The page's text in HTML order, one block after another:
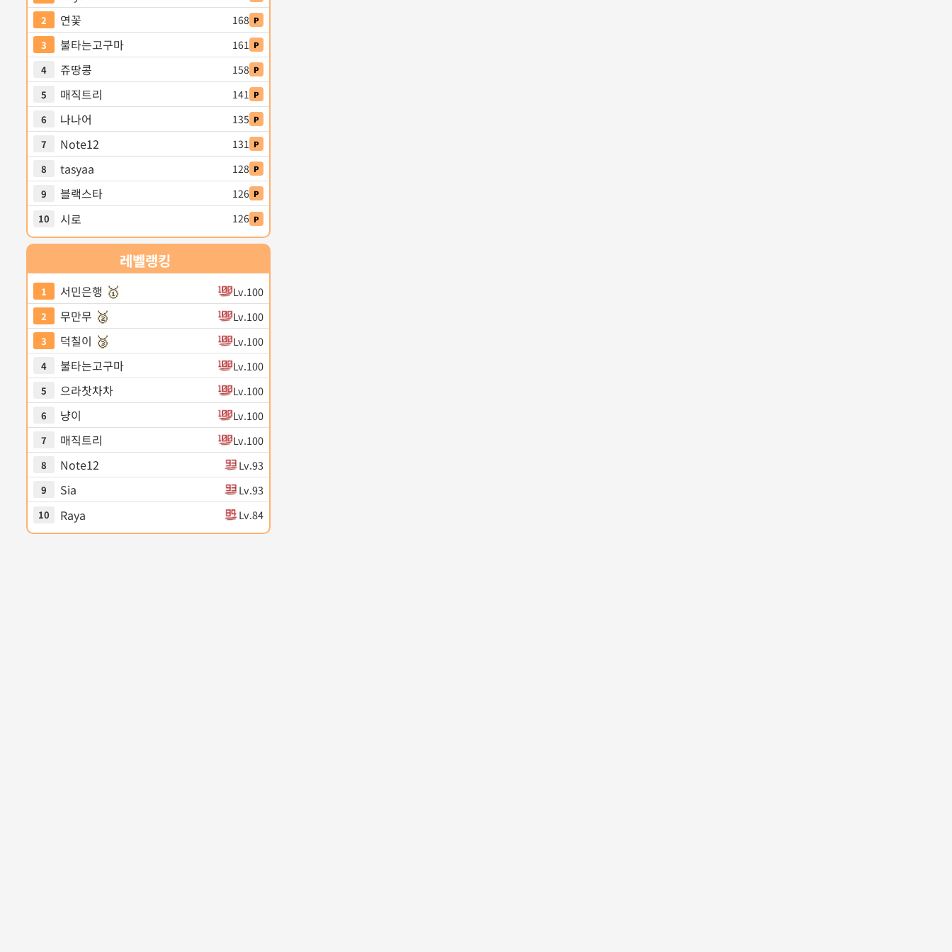
2 연꽃 168 P
3 불타는고구마 161 P
4 쥬땅콩 158 P
5 매직트리 141 P
6 나나어 135 P
7 Note12 131 P
8 tasyaa 128 P
9 블랙스타 126 P
10 시로 126 P
레벨랭킹
1 서민은행 🥇 Lv.100
2 무만무 🥈 Lv.100
3 덕칠이 🥉 Lv.100
4 불타는고구마 Lv.100
5 으라찻차차 Lv.100
6 냥이 Lv.100
7 매직트리 Lv.100
8 Note12 Lv.93
9 Sia Lv.93
10 Raya Lv.84